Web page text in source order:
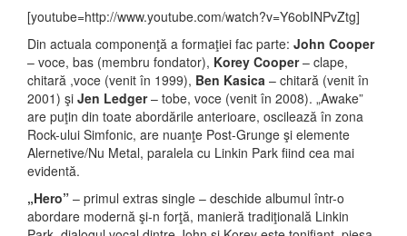
[youtube=http://www.youtube.com/watch?v=Y6obINPvZtg]
Din actuala componenţă a formaţiei fac parte: John Cooper
– voce, bas (membru fondator), Korey Cooper– clape,
chitară ,voce (venit în 1999), Ben Kasica – chitară (venit în
2001) şi Jen Ledger– tobe, voce (venit în 2008). „Awake”
are puţin din toate abordările anterioare, oscilează în zona
Rock-ului Simfonic, are nuanţe Post-Grunge şi elemente
Alernetive/Nu Metal, paralela cu Linkin Park fiind cea mai
evidentă.
„Hero” – primul extras single – deschide albumul într-o
abordare modernă şi-n forţă, manieră tradiţională Linkin